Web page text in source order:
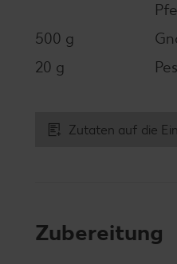
500 g
20 g
Zutaten auf die
Zubereitung